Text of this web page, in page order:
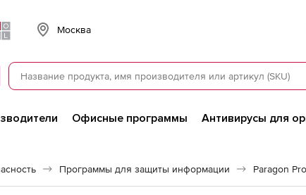
Москва
Офисные программы Антивирусы для
Программы для защиты информации Paragon